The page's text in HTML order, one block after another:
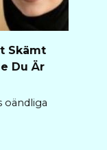
Skämt
Du Är
oändliga